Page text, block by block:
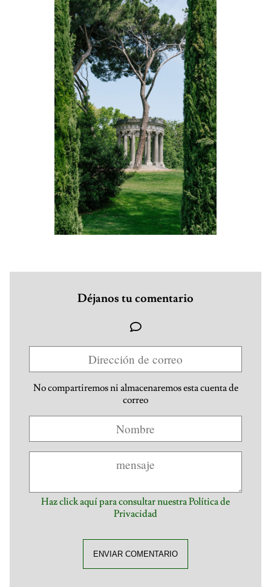
Déjanos tu comentario
No compartiremos ni almacenaremos esta cuenta de
correo
Haz click aquí para consultar nuestra Política de
Privacidad
ENVIAR COMENTARIO